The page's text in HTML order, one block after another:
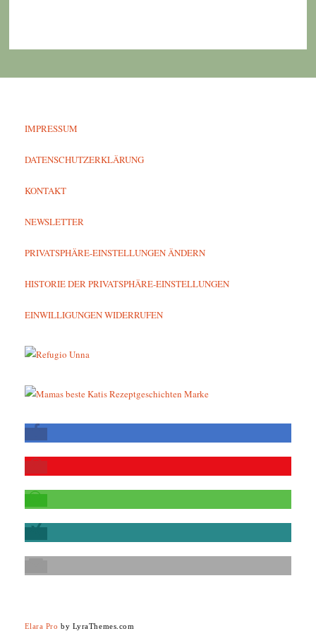
IMPRESSUM
DATENSCHUTZERKLÄRUNG
KONTAKT
NEWSLETTER
PRIVATSPHÄRE-EINSTELLUNGEN ÄNDERN
HISTORIE DER PRIVATSPHÄRE-EINSTELLUNGEN
EINWILLIGUNGEN WIDERRUFEN
Elara Pro by LyraThemes.com